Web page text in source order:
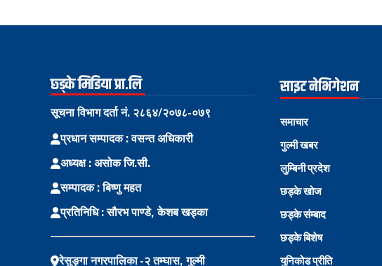
छ्ड्के मिडिया प्रा.लि
सूचना विभाग दर्ता नं. २८६४/२०७८-०७९
प्रधान सम्पादक : वसन्त अधिकारी
अध्यक्ष : असोक जि.सी.
सम्पादक : बिष्णु महत
प्रतिनिधि : सौरभ पाण्डे, केशब खड्का
रेसुङ्गा नगरपालिका -२ तम्घास, गुल्मी
साइट नेभिगेशन
समाचार
गुल्मी खबर
लुम्बिनी प्रदेश
छड्के खोज
छड्के संम्बाद
छड्के बिशेष
युनिकोड प्रीति